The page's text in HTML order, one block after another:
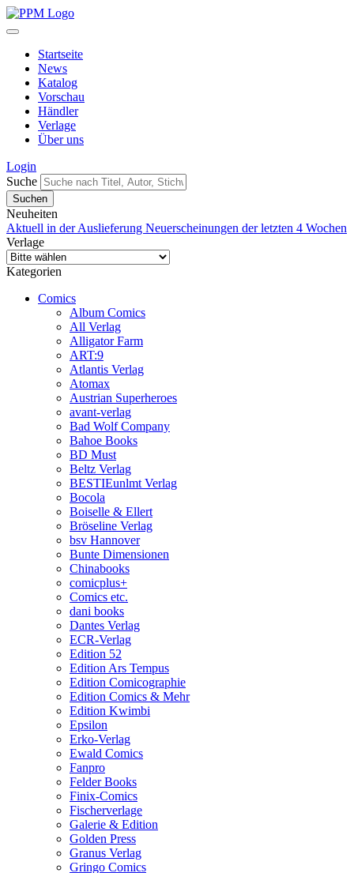
Startseite
News
Katalog
Vorschau
Händler
Verlage
Über uns
Login
Suche
Neuheiten
Aktuell in der Auslieferung Neuerscheinungen der letzten 4 Wochen
Verlage
Kategorien
Comics
Album Comics
All Verlag
Alligator Farm
ART:9
Atlantis Verlag
Atomax
Austrian Superheroes
avant-verlag
Bad Wolf Company
Bahoe Books
BD Must
Beltz Verlag
BESTIEunlmt Verlag
Bocola
Boiselle & Ellert
Bröseline Verlag
bsv Hannover
Bunte Dimensionen
Chinabooks
comicplus+
Comics etc.
dani books
Dantes Verlag
ECR-Verlag
Edition 52
Edition Ars Tempus
Edition Comicographie
Edition Comics & Mehr
Edition Kwimbi
Epsilon
Erko-Verlag
Ewald Comics
Fanpro
Felder Books
Finix-Comics
Fischerverlage
Galerie & Edition
Golden Press
Granus Verlag
Gringo Comics